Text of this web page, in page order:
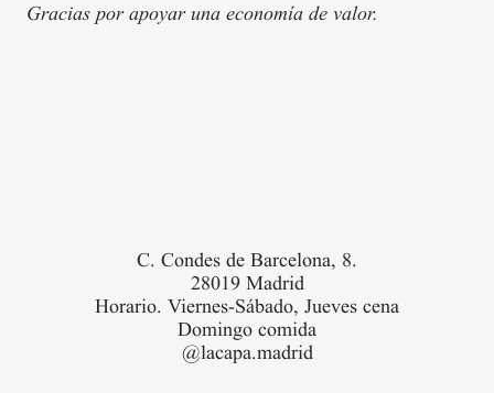
Gracias por apoyar una economía de valor.
C. Condes de Barcelona, 8.
28019 Madrid
Horario. Viernes-Sábado, Jueves cena
Domingo comida
@lacapa.madrid
© 2026 La Capa. All rights